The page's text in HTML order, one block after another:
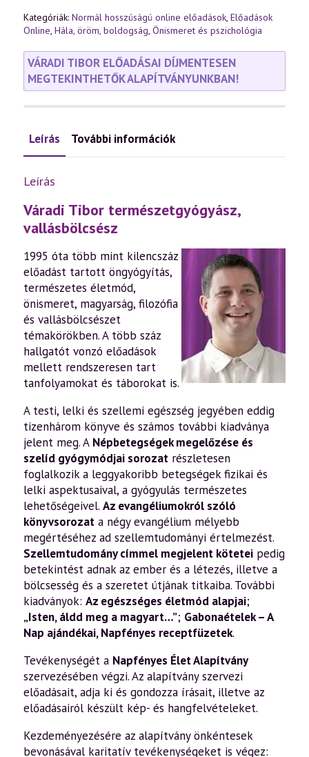
Kategóriák: Normál hosszúságú online előadások, Előadások
Online, Hála, öröm, boldogság, Önismeret és pszichológia
VÁRADI TIBOR ELŐADÁSAI DÍJMENTESEN
MEGTEKINTHETŐK ALAPÍTVÁNYUNKBAN!
Leírás További információk
Leírás
Váradi Tibor természetgyógyász,
vallásbölcsész
1995 óta több mint kilencszáz
előadást tartott öngyógyítás,
természetes életmód,
önismeret, magyarság, filozófia
és vallásbölcsészet
témakörökben. A több száz
hallgatót vonzó előadások
mellett rendszeresen tart
tanfolyamokat és táborokat is.
A testi, lelki és szellemi egészség jegyében eddig
tizenhárom könyve és számos további kiadványa
jelent meg. A Népbetegségek megelőzése és
szelíd gyógymódjai sorozat részletesen
foglalkozik a leggyakoribb betegségek fizikai és
lelki aspektusaival, a gyógyulás természetes
lehetőségeivel. Az evangéliumokról szóló
könyvsorozat a négy evangélium mélyebb
megértéséhez ad szellemtudományi értelmezést.
Szellemtudomány címmel megjelent kötetei pedig
betekintést adnak az ember és a létezés, illetve a
bölcsesség és a szeretet útjának titkaiba. További
kiadványok: Az egészséges életmód alapjai;
„Isten, áldd meg a magyart…”; Gabonaételek – A
Nap ajándékai,Napfényes receptfüzetek.
Tevékenységét a Napfényes Élet Alapítvány
szervezésében végzi. Az alapítvány szervezi
előadásait, adja ki és gondozza írásait, illetve az
előadásairól készült kép- és hangfelvételeket.
Kezdeményezésére az alapítvány önkéntesek
bevonásával karitatív tevékenységeket is végez: